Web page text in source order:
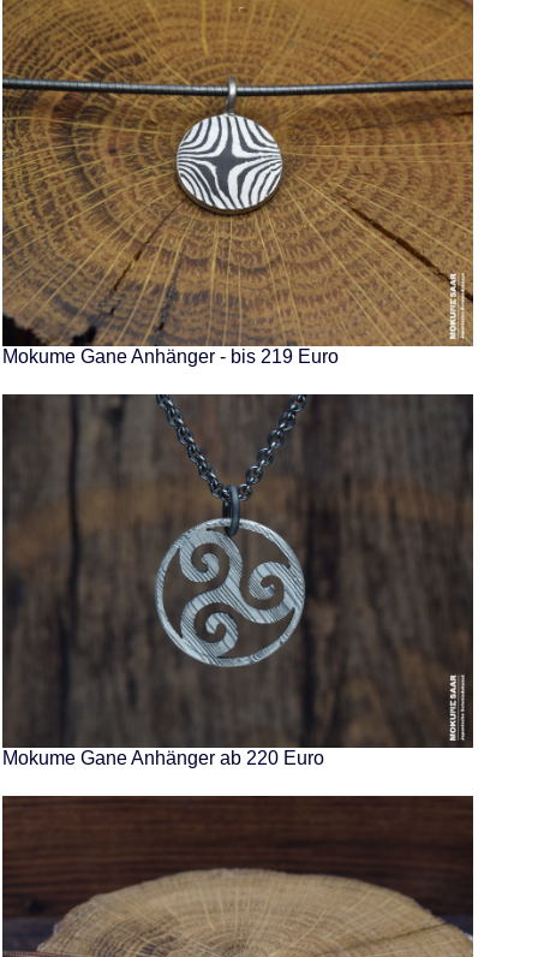
Mokume Gane Anhänger - bis 219 Euro
Mokume Gane Anhänger ab 220 Euro